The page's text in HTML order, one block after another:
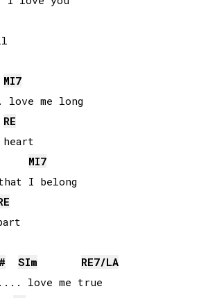
MI7
RE
MI7
SIm RE7/LA